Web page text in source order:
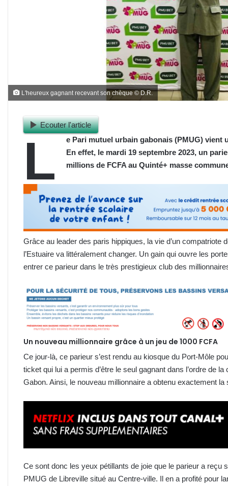
L'heureux gagnant recevant son chèque © D.R.
Ecouter l'article
L
e Pari mutuel urbain gabonais (PMUG) vient
En effet, le mardi 19 septembre 2023, un
millions de FCFA au Quinté+ masse
Grâce au leader des paris hippiques, la vie d’un compatriote
l’Estuaire va littéralement changer. Un gain qui ouvre les
entrer ce parieur dans le très prestigieux club des
Un nouveau millionnaire grâce à un jeu de 1000 FCFA
Ce jour-là, ce parieur s’est rendu au kiosque du Port-Môle
ticket qui lui a permis d’être le seul gagnant dans l’ordre de
Gabon. Ainsi, le nouveau millionnaire a obtenu exactement
Ce sont donc les yeux pétillants de joie que le parieur a reçu
PMUG de Libreville situé au Centre-ville. Il en a profité pour